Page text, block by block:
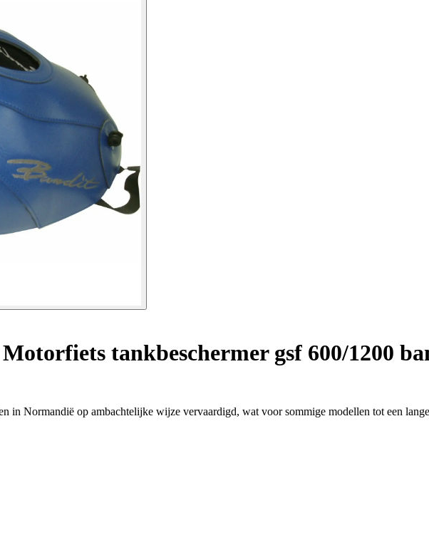
Motorfiets tankbeschermer gsf 600/1200
in Normandië op ambachtelijke wijze vervaardigd, wat voor sommige modellen tot een